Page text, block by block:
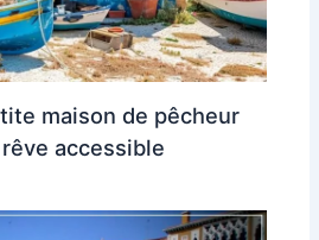
maison de pêcheur
accessible